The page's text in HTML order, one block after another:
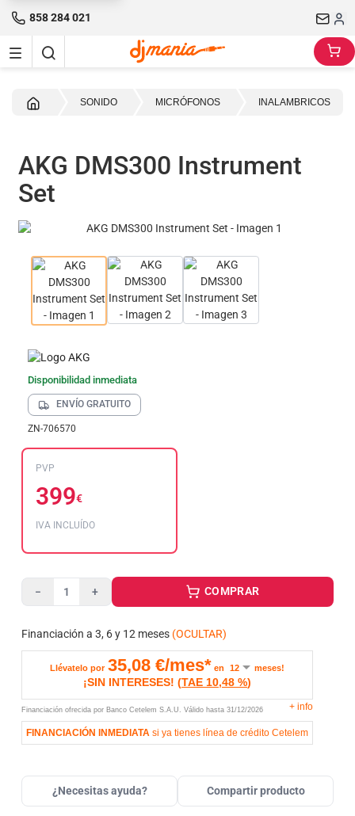
858 284 021
SONIDO MICRÓFONOS INALAMBRICOS
AKG DMS300 Instrument
Set
Disponibilidad inmediata
ENVÍO GRATUITO
ZN-706570
PVP
399€
IVA INCLUÍDO
− + COMPRAR
Financiación a 3, 6 y 12 meses (OCULTAR)
Llévatelo por 35,08 €/mes* en meses!
¡SIN INTERESES! (TAE 10,48 %)
Financiación ofrecida por Banco Cetelem S.A.U. Válido hasta 31/12/2026 + info
FINANCIACIÓN INMEDIATA si ya tienes línea de crédito Cetelem
¿Necesitas ayuda? Compartir producto